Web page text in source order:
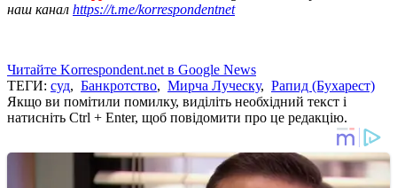
наш канал https://t.me/korrespondentnet
Читайте Korrespondent.net в Google News
ТЕГИ: суд, Банкротство, Мирча Луческу, Рапид (Бухарест)
Якщо ви помітили помилку, виділіть необхідний текст і
натисніть Ctrl + Enter, щоб повідомити про це редакцію.